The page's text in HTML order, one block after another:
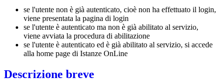
se l'utente non è già autenticato, cioè non ha effettuato il login,
viene presentata la pagina di login
se l'utente è autenticato ma non è già abilitato al servizio,
viene avviata la procedura di abilitazione
se l'utente è autenticato ed è già abilitato al servizio, si accede
alla home page di Istanze OnLine
Descrizione breve